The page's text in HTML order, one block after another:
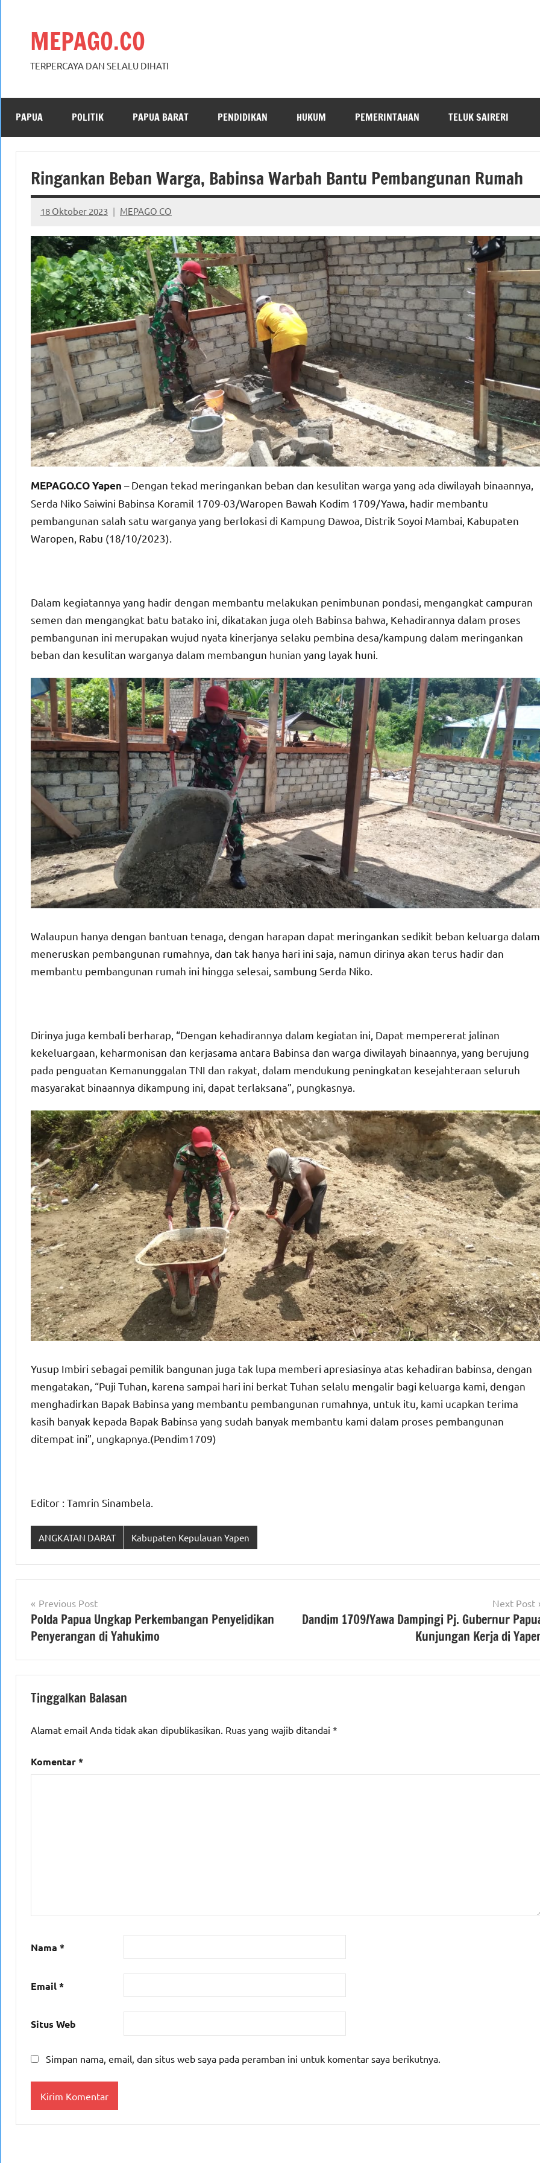
MEPAGO.CO
TERPERCAYA DAN SELALU DIHATI
PAPUA POLITIK PAPUA BARAT PENDIDIKAN HUKUM PEMERINTAHAN TELUK SAIRERI
Ringankan Beban Warga, Babinsa Warbah Bantu Pembangunan Rumah
18 Oktober 2023 MEPAGO CO
No
comments
MEPAGO.CO Yapen – Dengan tekad meringankan beban dan kesulitan warga yang ada diwilayah binaannya,
Serda Niko Saiwini Babinsa Koramil 1709-03/Waropen Bawah Kodim 1709/Yawa, hadir membantu
pembangunan salah satu warganya yang berlokasi di Kampung Dawoa, Distrik Soyoi Mambai, Kabupaten
Waropen, Rabu (18/10/2023).
Dalam kegiatannya yang hadir dengan membantu melakukan penimbunan pondasi, mengangkat campuran
semen dan mengangkat batu batako ini, dikatakan juga oleh Babinsa bahwa, Kehadirannya dalam proses
pembangunan ini merupakan wujud nyata kinerjanya selaku pembina desa/kampung dalam meringankan
beban dan kesulitan warganya dalam membangun hunian yang layak huni.
Walaupun hanya dengan bantuan tenaga, dengan harapan dapat meringankan sedikit beban keluarga dalam
meneruskan pembangunan rumahnya, dan tak hanya hari ini saja, namun dirinya akan terus hadir dan
membantu pembangunan rumah ini hingga selesai, sambung Serda Niko.
Dirinya juga kembali berharap, “Dengan kehadirannya dalam kegiatan ini, Dapat mempererat jalinan
kekeluargaan, keharmonisan dan kerjasama antara Babinsa dan warga diwilayah binaannya, yang berujung
pada penguatan Kemanunggalan TNI dan rakyat, dalam mendukung peningkatan kesejahteraan seluruh
masyarakat binaannya dikampung ini, dapat terlaksana”, pungkasnya.
Yusup Imbiri sebagai pemilik bangunan juga tak lupa memberi apresiasinya atas kehadiran babinsa, dengan
mengatakan, “Puji Tuhan, karena sampai hari ini berkat Tuhan selalu mengalir bagi keluarga kami, dengan
menghadirkan Bapak Babinsa yang membantu pembangunan rumahnya, untuk itu, kami ucapkan terima
kasih banyak kepada Bapak Babinsa yang sudah banyak membantu kami dalam proses pembangunan
ditempat ini”, ungkapnya.(Pendim1709)
Editor : Tamrin Sinambela.
ANGKATAN DARAT Kabupaten Kepulauan Yapen
Navigasi
pos
Previous Post
Polda Papua Ungkap Perkembangan Penyelidikan
Penyerangan di Yahukimo
Next Post
Dandim 1709/Yawa Dampingi Pj. Gubernur
Kunjungan Kerja di
Tinggalkan Balasan
Alamat email Anda tidak akan dipublikasikan. Ruas yang wajib ditandai *
Komentar*
Nama *
Email*
Situs Web
Simpan nama, email, dan situs web saya pada peramban ini untuk komentar saya berikutnya.